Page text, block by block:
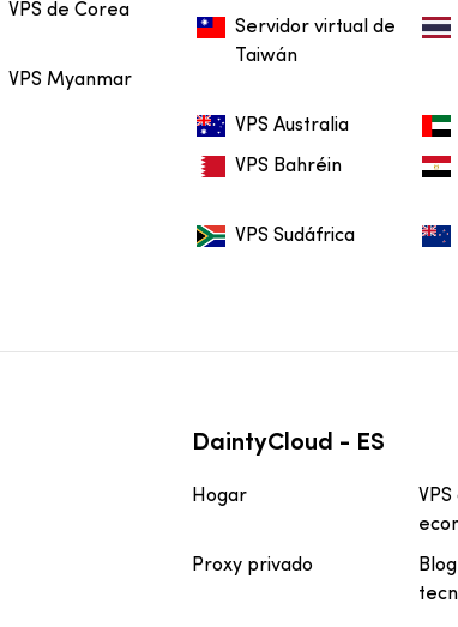
VPS de Corea
VPS Myanmar
Servidor virtual de
Taiwán
VPS Australia
VPS Bahréin
VPS Sudáfrica
DaintyCloud - ES
Hogar
Proxy privado